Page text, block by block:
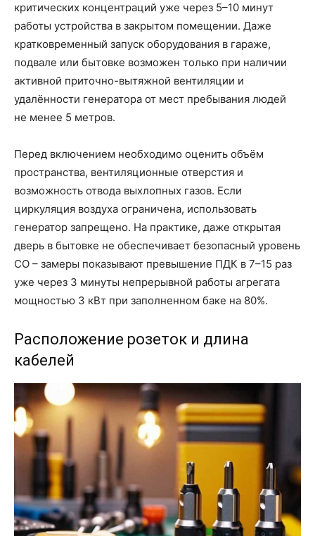
критических концентраций уже через 5–10 минут
работы устройства в закрытом помещении. Даже
кратковременный запуск оборудования в гараже,
подвале или бытовке возможен только при наличии
активной приточно-вытяжной вентиляции и
удалённости генератора от мест пребывания людей
не менее 5 метров.
Перед включением необходимо оценить объём
пространства, вентиляционные отверстия и
возможность отвода выхлопных газов. Если
циркуляция воздуха ограничена, использовать
генератор запрещено. На практике, даже открытая
дверь в бытовке не обеспечивает безопасный уровень
CO – замеры показывают превышение ПДК в 7–15 раз
уже через 3 минуты непрерывной работы агрегата
мощностью 3 кВт при заполненном баке на 80%.
Расположение розеток и длина
кабелей